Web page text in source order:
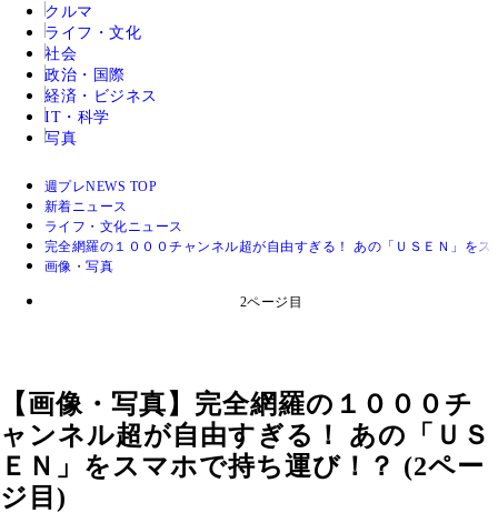
クルマ
ライフ・文化
社会
政治・国際
経済・ビジネス
IT・科学
写真
週プレNEWS TOP
新着ニュース
ライフ・文化ニュース
完全網羅の１０００チャンネル超が自由すぎる！ あの「ＵＳＥＮ」をス
画像・写真
2ページ目
【画像・写真】完全網羅の１０００チ
ャンネル超が自由すぎる！ あの「ＵＳ
ＥＮ」をスマホで持ち運び！？ (2ペー
ジ目)